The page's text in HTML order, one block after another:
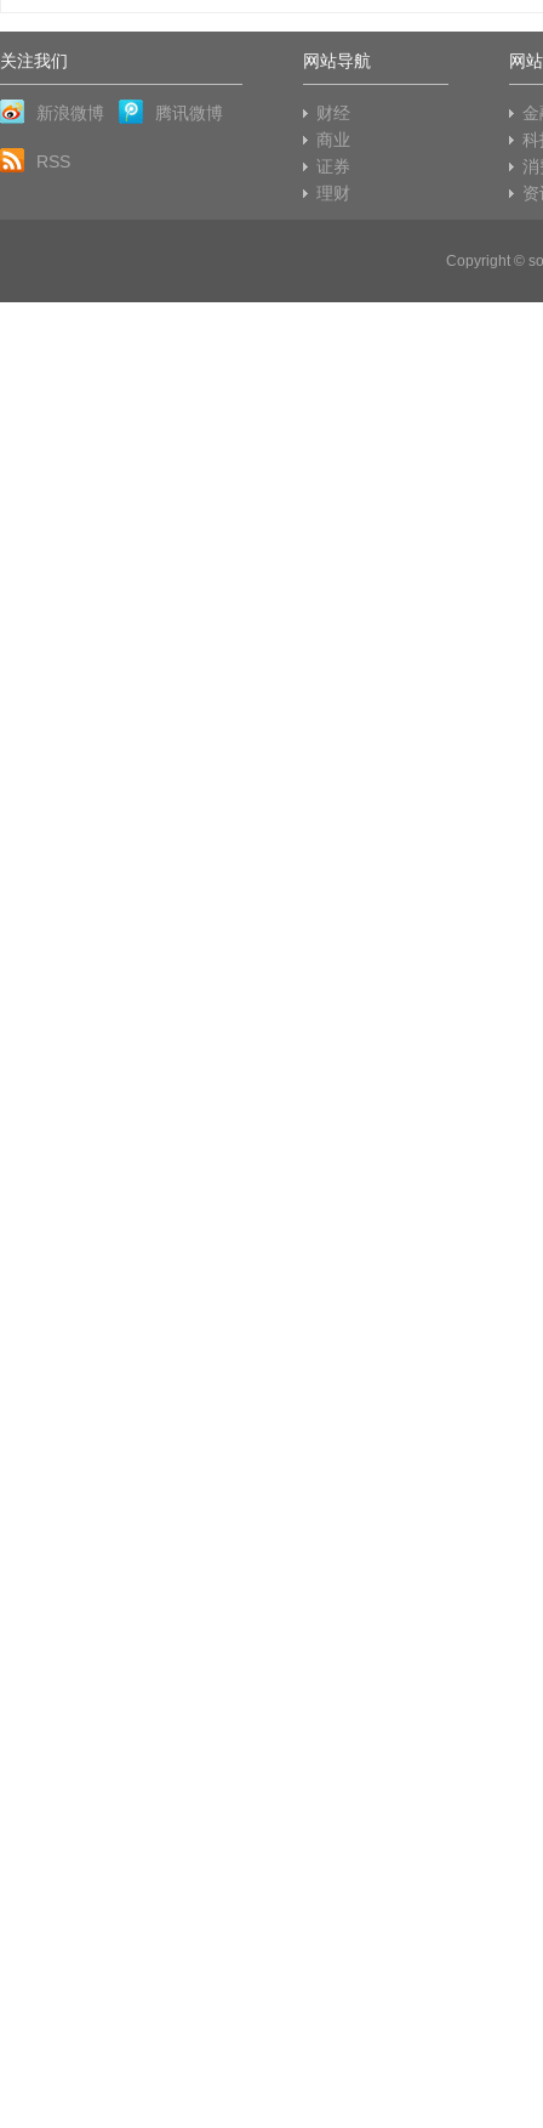
关注我们
新浪微博 腾讯微博
RSS
网站导航
财经
商业
证券
理财
网
金
科
消
Copyright ©